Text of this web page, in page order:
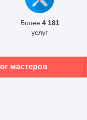
Более 4 181
услуг
мастеров